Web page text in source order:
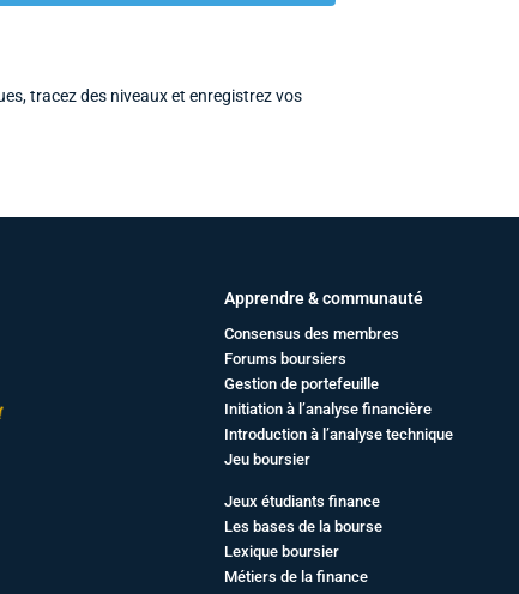
tracez des niveaux et enregistrez vos
Apprendre & communauté
Consensus des membres
Forums boursiers
Gestion de portefeuille
Initiation à l’analyse financière
Introduction à l’analyse technique
Jeu boursier
Jeux étudiants finance
Les bases de la bourse
Lexique boursier
Métiers de la finance